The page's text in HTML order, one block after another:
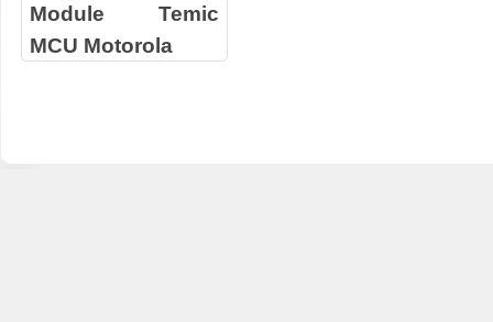
Module Temic
MCU Motorola